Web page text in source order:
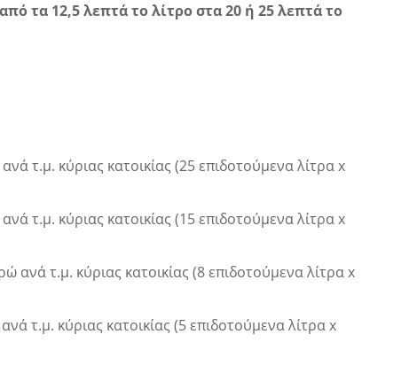
τα 12,5 λεπτά το λίτρο στα 20 ή 25 λεπτά το
τ.μ. κύριας κατοικίας (25 επιδοτούμενα λίτρα x
τ.μ. κύριας κατοικίας (15 επιδοτούμενα λίτρα x
ανά τ.μ. κύριας κατοικίας (8 επιδοτούμενα λίτρα x
τ.μ. κύριας κατοικίας (5 επιδοτούμενα λίτρα x